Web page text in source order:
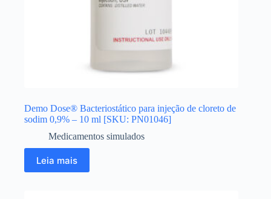
Demo Dose® Bacteriostático para injeção de cloreto de
sodim 0,9% – 10 ml [SKU: PN01046]
Medicamentos simulados
Leia mais